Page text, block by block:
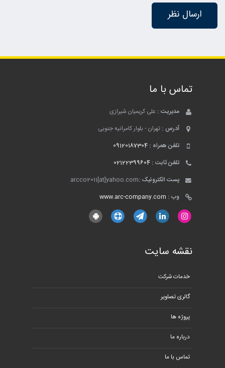
تماس با ما
مدیریت : علی کریمیان شیرازی
آدرس : تهران - بلوار کامرانیه جنوبی
تلفن همراه : 09120187304
تلفن ثابت : 02122399604
پست الکترونیک :arcco2011[at]yahoo.com
وب : www.arc-company.com
نقشه سایت
خدمات شرکت
گالری تصاویر
پروژه ها
درباره ما
تماس با ما